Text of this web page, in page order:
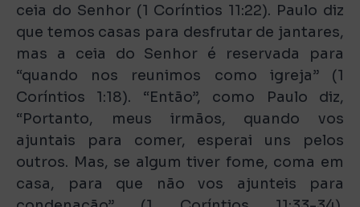
ceia do Senhor (1 Coríntios 11:22). Paulo diz
que temos casas para desfrutar de jantares,
mas a ceia do Senhor é reservada para
“quando nos reunimos como igreja” (1
Coríntios 1:18). “Então”, como Paulo diz,
“Portanto, meus irmãos, quando vos
ajuntais para comer, esperai uns pelos
outros. Mas, se algum tiver fome, coma em
casa, para que não vos ajunteis para